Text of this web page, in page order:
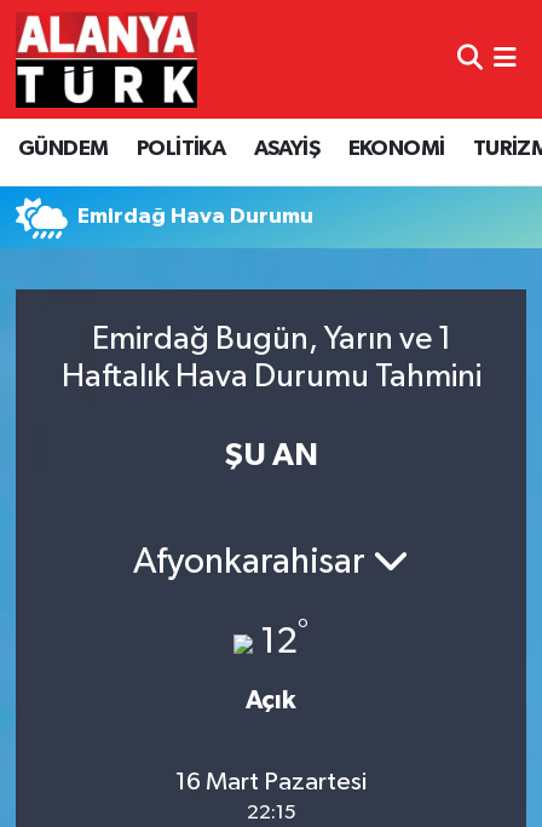
GÜNDEM POLİTİKA ASAYİŞ EKONOMİ
Emirdağ Hava Durumu
Emirdağ Bugün, Yarın ve 1
Haftalık Hava Durumu Tahmini
ŞU AN
Afyonkarahisar
12°
Açık
16 Mart Pazartesi
22:15
GÜNDEM
POLİTİKA
ASAYİŞ
TURİZM
Nöbetçi Eczaneler
Hava Durumu
Namaz Vakitleri
Süper Lig Puan Durumu ve Fikstür
Son Dakika Haberleri